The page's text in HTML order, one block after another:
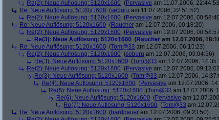
Re(2): Neue Auflösung: 5120x1600 (Pervasive am 11.07.2006,
Re: Neue Auflösung: 5120x1600 (seburu am 11.07.2006, 22:51:52)
Re(2): Neue Auflösung: 5120x1600 (Pervasive am 12.07.2006,
Re: Neue Auflösung: 5120x1600 (Raucher am 12.07.2006, 00:18:20)
Re(2): Neue Auflösung: 5120x1600 (Pervasive am 12.07.2006,
Re(3): Neue Auflösung: 5120x1600 (Raucher am 12.07.2006,
Re: Neue Auflösung: 5120x1600 (Tom@33 am 12.07.2006, 06:15:23)
Re(2): Neue Auflösung: 5120x1600 (seburu am 12.07.2006, 09:04:56)
Re(3): Neue Auflösung: 5120x1600 (Tom@33 am 12.07.2006,
Re(2): Neue Auflösung: 5120x1600 (Pervasive am 12.07.2006,
Re(3): Neue Auflösung: 5120x1600 (Tom@33 am 12.07.2006,
Re(4): Neue Auflösung: 5120x1600 (Pervasive am 12.07.2006,
Re(5): Neue Auflösung: 5120x1600 (Tom@33 am 12.07.2006,
Re(6): Neue Auflösung: 5120x1600 (Pervasive am
Re(7): Neue Auflösung: 5120x1600 (Tom@33 am
Re: Neue Auflösung: 5120x1600 (hardbauer am 12.07.2006, 09:23:50)